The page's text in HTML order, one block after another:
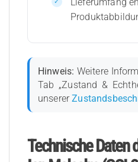
Hinweis: Weitere
Tab „Zustand &
unserer
Technische Daten